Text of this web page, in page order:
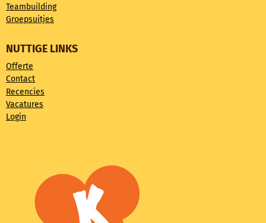
Teambuilding
Groepsuitjes
NUTTIGE LINKS
Offerte
Contact
Recencies
Vacatures
Login